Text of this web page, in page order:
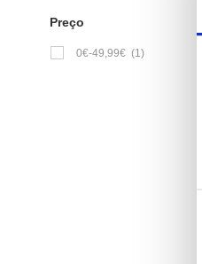
Preço
0€-49,99€ (1)